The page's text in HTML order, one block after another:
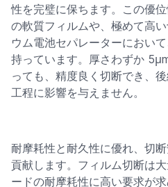
性を完璧に保ちます。この優
の軟質フィルムや、極めて高
ウム電池セパレーターにおい
持っています。厚さわずか
っても、精度良く切断でき、
工程に影響を与えません。
耐摩耗性と耐久性に優れ、切
貢献します。フィルム切断は
ードの耐摩耗性に高い要求が